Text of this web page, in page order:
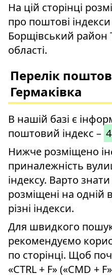
На цій сторінці
про поштові
Борщівський район
області.
Перелік
Гермаківка
В нашій базі є
поштовий індекс –
Нижче розміщено
приналежність
індексу. Варто
розміщені на одній
різні індекси.
Для швидкого
рекомендуємо
по сторінці. Щоб
«CTRL + F» («CMD +